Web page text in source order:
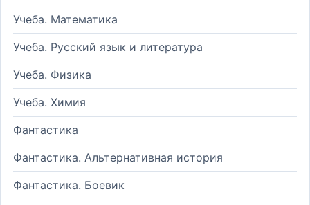
Учеба. Математика
Учеба. Русский язык и литература
Учеба. Физика
Учеба. Химия
Фантастика
Фантастика. Альтернативная история
Фантастика. Боевик